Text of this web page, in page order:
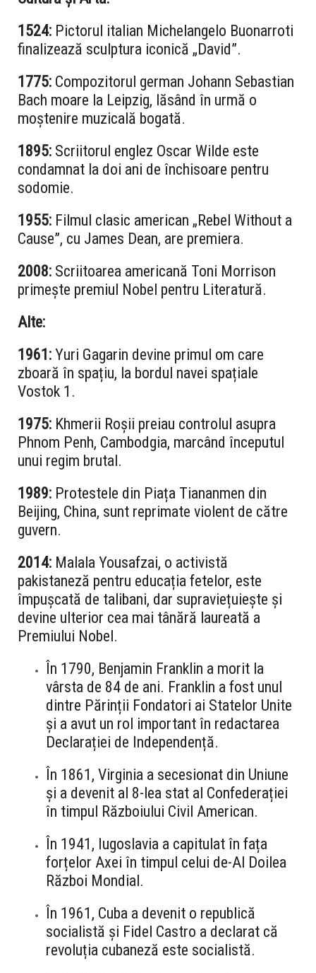
1524: Pictorul italian Michelangelo Buonarroti
finalizează sculptura iconică „David”.
1775: Compozitorul german Johann Sebastian
Bach moare la Leipzig, lăsând în urmă o
moștenire muzicală bogată.
1895: Scriitorul englez Oscar Wilde este
condamnat la doi ani de închisoare pentru
sodomie.
1955: Filmul clasic american „Rebel Without a
Cause”, cu James Dean, are premiera.
2008: Scriitoarea americană Toni Morrison
primește premiul Nobel pentru Literatură.
Alte:
1961: Yuri Gagarin devine primul om care
zboară în spațiu, la bordul navei spațiale
Vostok 1.
1975: Khmerii Roșii preiau controlul asupra
Phnom Penh, Cambodgia, marcând începutul
unui regim brutal.
1989: Protestele din Piața Tiananmen din
Beijing, China, sunt reprimate violent de către
guvern.
2014: Malala Yousafzai, o activistă
pakistaneză pentru educația fetelor, este
împușcată de talibani, dar supraviețuiește și
devine ulterior cea mai tânără laureată a
Premiului Nobel.
În 1790, Benjamin Franklin a morit la
vârsta de 84 de ani. Franklin a fost unul
dintre Părinții Fondatori ai Statelor Unite
și a avut un rol important în redactarea
Declarației de Independență.
În 1861, Virginia a secesionat din Uniune
și a devenit al 8-lea stat al Confederației
în timpul Războiului Civil American.
În 1941, Iugoslavia a capitulat în fața
forțelor Axei în timpul celui de-Al Doilea
Război Mondial.
În 1961, Cuba a devenit o republică
socialistă și Fidel Castro a declarat că
revoluția cubaneză este socialistă.